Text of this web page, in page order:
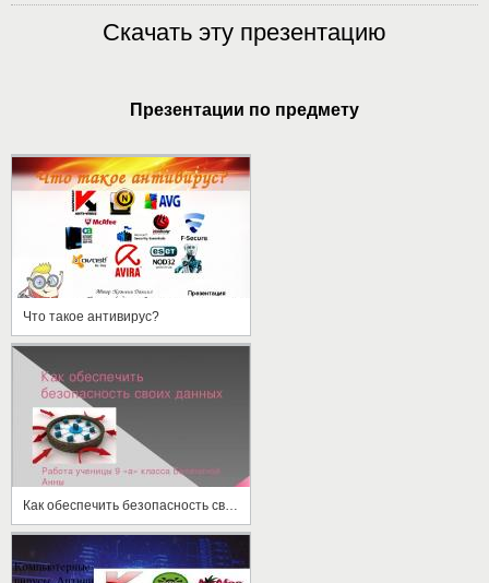
Скачать эту презентацию
Презентации по предмету
Что такое антивирус?